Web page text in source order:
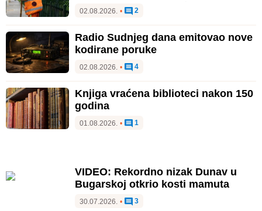
02.08.2026. • 2
Radio Sudnjeg dana emitovao nove
kodirane poruke
02.08.2026. • 4
Knjiga vraćena biblioteci nakon 150
godina
01.08.2026. • 1
VIDEO: Rekordno nizak Dunav u
Bugarskoj otkrio kosti mamuta
30.07.2026. • 3